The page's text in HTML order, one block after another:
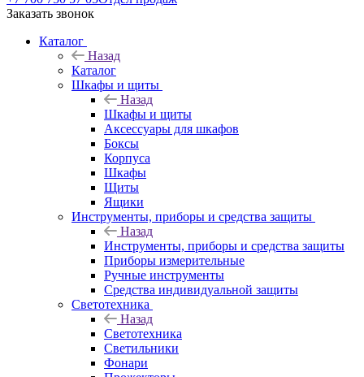
Заказать звонок
Каталог
Назад
Каталог
Шкафы и щиты
Назад
Шкафы и щиты
Аксессуары для шкафов
Боксы
Корпуса
Шкафы
Щиты
Ящики
Инструменты, приборы и средства защиты
Назад
Инструменты, приборы и средства защиты
Приборы измерительные
Ручные инструменты
Средства индивидуальной защиты
Светотехника
Назад
Светотехника
Светильники
Фонари